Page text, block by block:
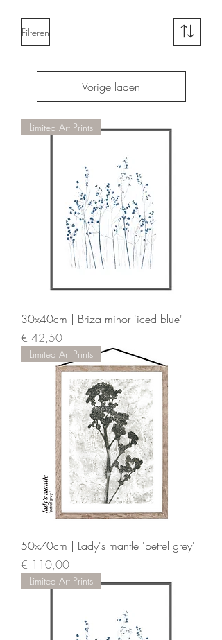
Filteren
Vorige laden
Limited Art Prints
30x40cm | Briza minor 'iced blue'
Prijs
€ 42,50
Limited Art Prints
50x70cm | Lady's mantle 'petrel grey'
Prijs
€ 110,00
Limited Art Prints